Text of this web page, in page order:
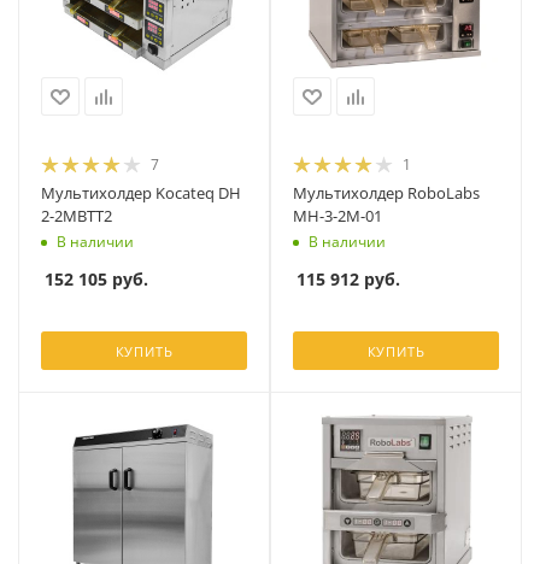
7
Мультихолдер Kocateq DH
2-2MBTT2
В наличии
152 105 руб.
КУПИТЬ
1
Мультихолдер RoboLabs
МН-3-2М-01
В наличии
115 912 руб.
КУПИТЬ